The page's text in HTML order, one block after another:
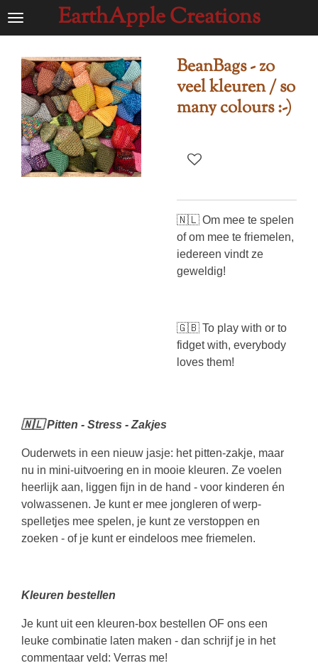
Ga
hoofdinhoud
EarthApple Creations
BeanBags - zo
veel kleuren / so
many colours :-)
🇳🇱 Om mee te spelen
of om mee te friemelen,
iedereen vindt ze
geweldig!
🇬🇧 To play with or to
fidget with, everybody
loves them!
🇳🇱 Pitten - Stress - Zakjes
Ouderwets in een nieuw jasje: het pitten-zakje, maar
nu in mini-uitvoering en in mooie kleuren. Ze voelen
heerlijk aan, liggen fijn in de hand - voor kinderen én
volwassenen. Je kunt er mee jongleren of werp-
spelletjes mee spelen, je kunt ze verstoppen en
zoeken - of je kunt er eindeloos mee friemelen.
Kleuren bestellen
Je kunt uit een kleuren-box bestellen OF ons een
leuke combinatie laten maken - dan schrijf je in het
commentaar veld: Verras me!